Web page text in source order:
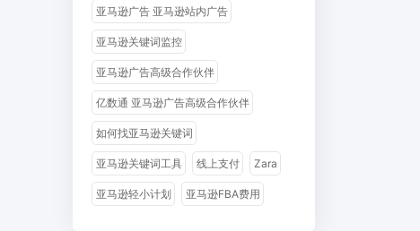
亚马逊广告 亚马逊站内广告
亚马逊关键词监控
亚马逊广告高级合作伙伴
亿数通 亚马逊广告高级合作伙伴
如何找亚马逊关键词
亚马逊关键词工具 线上支付 Zara
亚马逊轻小计划 亚马逊FBA费用